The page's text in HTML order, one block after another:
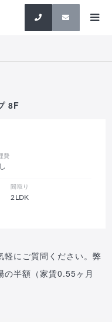
検索
8F
費
間取り
2LDK
軽にご質問ください。弊
の半額（家賃0.55ヶ月